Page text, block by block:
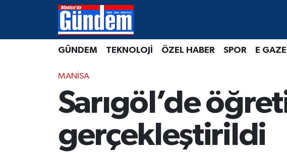
GÜNDEM TEKNOLOJİ ÖZEL HABER SPOR E
MANİSA
Sarıgöl’de
gerçekleştirildi
Manisa Hava Durumu
Süper Lig Puan Durumu ve Fikstür
Tüm Manşetler
Son Dakika Haberleri